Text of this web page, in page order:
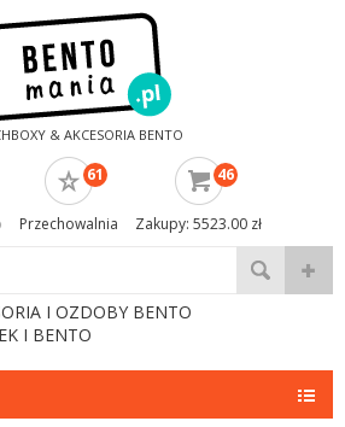
& AKCESORIA BENTO
61
Przechowalnia
46
Zakupy: 5523.00 zł
I OZDOBY BENTO
I BENTO